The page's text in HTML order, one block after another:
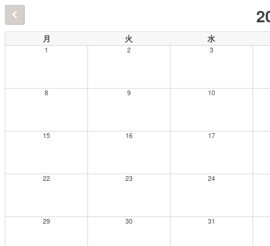
月 火 水
1 2 3
8 9 10
15 16 17
22 23 24
29 30 31